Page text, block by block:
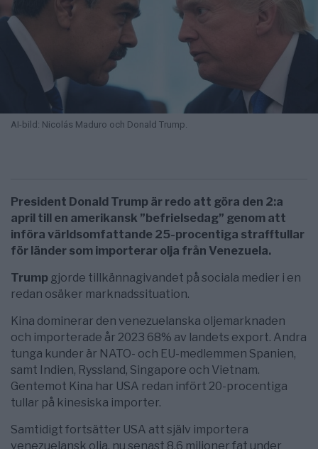
AI-bild: Nicolás Maduro och Donald Trump.
President Donald Trump är redo att göra den 2:a
april till en amerikansk ”befrielsedag” genom att
införa världsomfattande 25-procentiga strafftullar
för länder som importerar olja från Venezuela.
Trump gjorde tillkännagivandet på sociala medier i en
redan osäker marknadssituation.
Kina dominerar den venezuelanska oljemarknaden
och importerade år 2023 68% av landets export. Andra
tunga kunder är NATO- och EU-medlemmen Spanien,
samt Indien, Ryssland, Singapore och Vietnam.
Gentemot Kina har USA redan infört 20-procentiga
tullar på kinesiska importer.
Samtidigt fortsätter USA att själv importera
venezuelansk olja, nu senast 8,6 miljoner fat under